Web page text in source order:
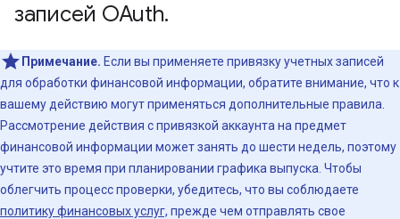
записей OAuth.
Примечание. Если вы применяете привязку учетных записей
для обработки финансовой информации, обратите внимание, что к
вашему действию могут применяться дополнительные правила.
Рассмотрение действия с привязкой аккаунта на предмет
финансовой информации может занять до шести недель, поэтому
учтите это время при планировании графика выпуска. Чтобы
облегчить процесс проверки, убедитесь, что вы соблюдаете
политику финансовых услуг, прежде чем отправлять свое